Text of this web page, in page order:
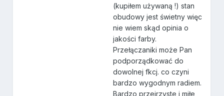
(kupiłem używaną !) stan
obudowy jest świetny więc
nie wiem skąd opinia o
jakości farby.
Przełączaniki może Pan
podporządkować do
dowolnej fkcj. co czyni
bardzo wygodnym radiem.
Bardzo przejrzyste i miłe